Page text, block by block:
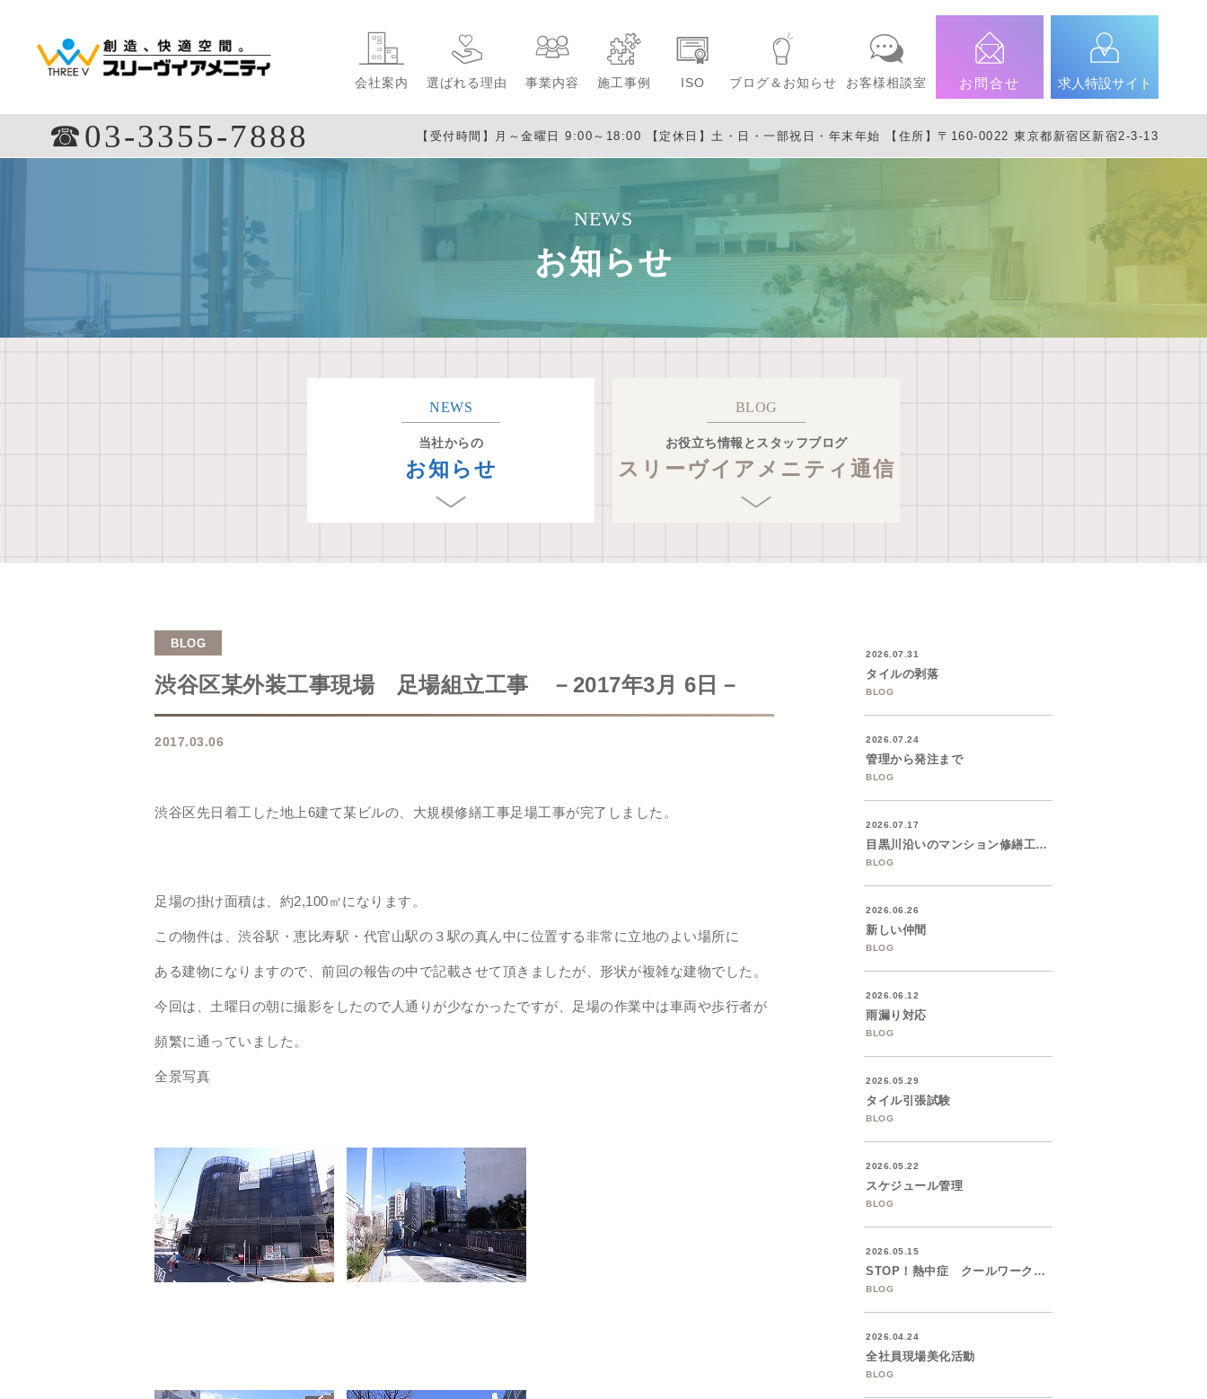
会社案内 選ばれる理由 事業内容 施工事例 ISO ブログ＆お知らせ お客様相談室 お問合せ 求人特設サイト
☎︎03-3355-7888 【受付時間】月～金曜日 9:00～18:00 【定休日】土・日・一部祝日・年末年始 【住所】〒160-0022 東京都新宿区新宿2-3-13
NEWS
お知らせ
NEWS
当社からの
お知らせ
BLOG
お役立ち情報とスタッフブログ
スリーヴイアメニティ通信
BLOG
渋谷区某外装工事現場 足場組立工事 －2017年3月 6日－
2017.03.06
渋谷区先日着工した地上6建て某ビルの、大規模修繕工事足場工事が完了しました。
足場の掛け面積は、約2,100㎡になります。
この物件は、渋谷駅・恵比寿駅・代官山駅の３駅の真ん中に位置する非常に立地のよい場所に
ある建物になりますので、前回の報告の中で記載させて頂きましたが、形状が複雑な建物でした。
今回は、土曜日の朝に撮影をしたので人通りが少なかったですが、足場の作業中は車両や歩行者が
頻繁に通っていました。
全景写真
2026.07.31
タイルの剥落
BLOG
2026.07.24
管理から発注まで
BLOG
2026.07.17
目黒川沿いのマンション修繕工事着工
BLOG
2026.06.26
新しい仲間
BLOG
2026.06.12
雨漏り対応
BLOG
2026.05.29
タイル引張試験
BLOG
2026.05.22
スケジュール管理
BLOG
2026.05.15
STOP！熱中症 クールワークキャンペー...
BLOG
2026.04.24
全社員現場美化活動
BLOG